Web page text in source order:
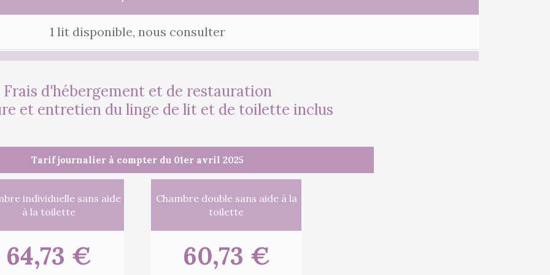
1 lit disponible, nous consulter
Frais d'hébergement et de restauration
et entretien du linge de lit et de toilette inclus
Tarif journalier à compter du 01er avril 2025
individuelle sans aide
à la toilette
64,73 €
Chambre double sans aide à la
toilette
60,73 €